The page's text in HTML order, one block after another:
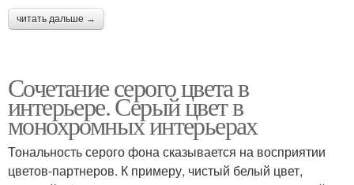
читать дальше →
Сочетание серого цвета в
интерьере. Серый цвет в
монохромных интерьерах
Тональность серого фона сказывается на восприятии
цветов-партнеров. К примеру, чистый белый цвет,